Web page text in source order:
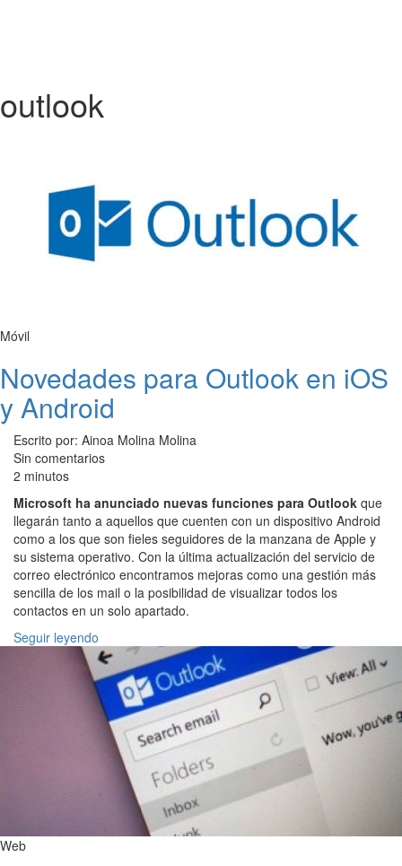
outlook
Móvil
Novedades para Outlook en iOS
y Android
Escrito por: Ainoa Molina Molina
Sin comentarios
2 minutos
Microsoft ha anunciado nuevas funciones para Outlook que
llegarán tanto a aquellos que cuenten con un dispositivo Android
como a los que son fieles seguidores de la manzana de Apple y
su sistema operativo. Con la última actualización del servicio de
correo electrónico encontramos mejoras como una gestión más
sencilla de los mail o la posibilidad de visualizar todos los
contactos en un solo apartado.
Seguir leyendo
Web